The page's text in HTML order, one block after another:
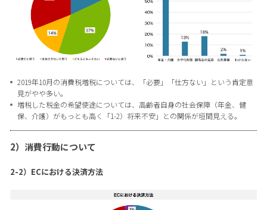
2019年10月の消費税増税については、「必要」「仕方ない」という肯定意
見がやや多い。
増税した税金の希望使途については、高齢者自身の社会保障（年金、健
保、介護）がもっとも高く「1-2）将来不安」との関係が垣間見える。
2）消費行動について
2-2）ECにおける決済方法